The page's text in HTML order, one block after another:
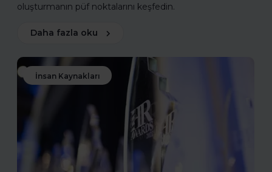
oluşturmanın püf noktalarını keşfedin.
Daha fazla oku
İnsan Kaynakları